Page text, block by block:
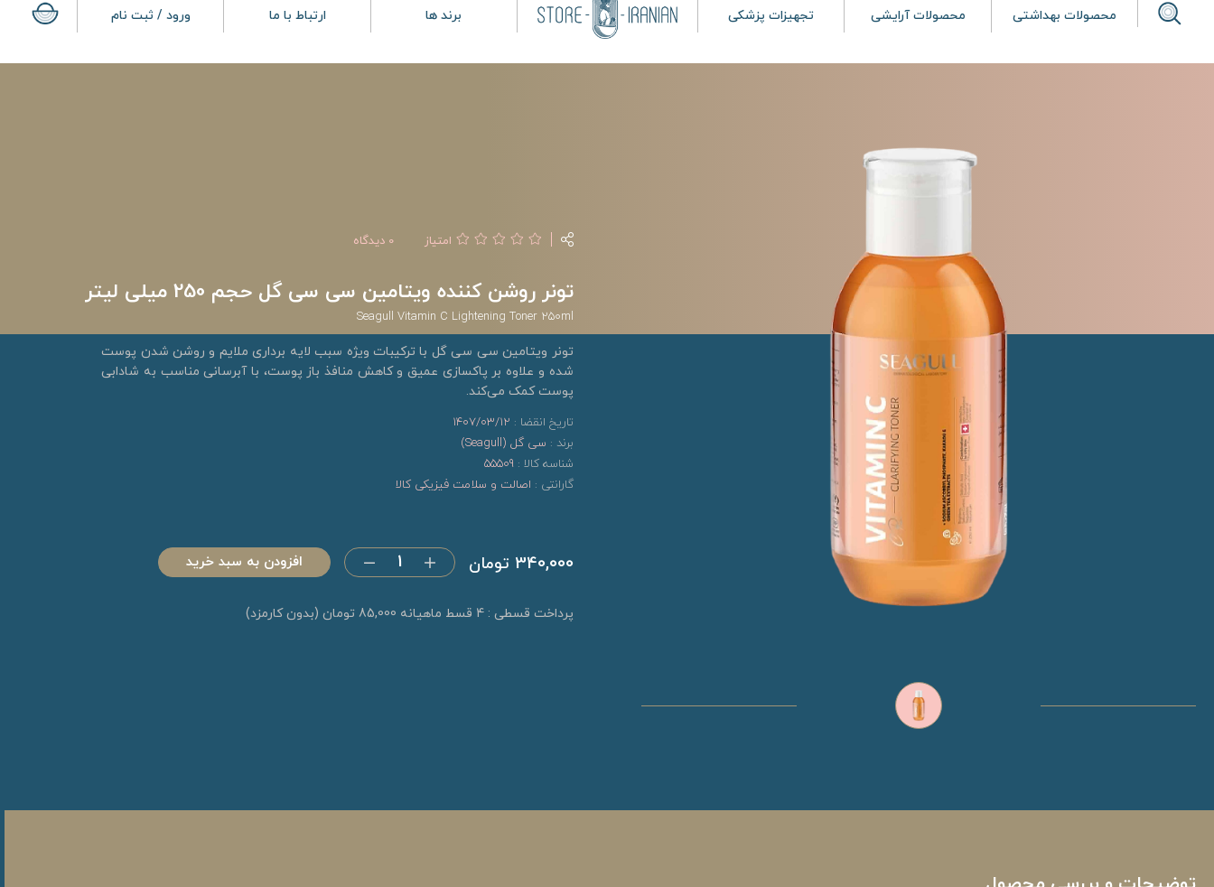
محصولات بهداشتی محصولات آرایشی تجهیزات پزشکی برند ها ارتباط با ما ورود / ثبت نام
امتیاز 0 دیدگاه
تونر روشن کننده ویتامین سی سی گل حجم 250 میلی لیتر
Seagull Vitamin C Lightening Toner 250ml
تونر ویتامین سی سی گل با ترکیبات ویژه سبب لایه برداری ملایم و روشن شدن پوست
شده و علاوه بر پاکسازی عمیق و کاهش منافذ باز پوست، با آبرسانی مناسب به شادابی
پوست کمک می‌کند.
تاریخ انقضا : 1407/03/12
برند : سی گل (Seagull)
شناسه کالا : 55509
گارانتی : اصالت و سلامت فیزیکی کالا
340,000 تومان افزودن به سبد خرید
پرداخت قسطی : 4 قسط ماهیانه 85,000 تومان (بدون کارمزد)